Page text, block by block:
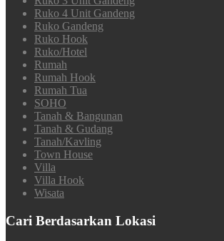
Ruko 4 Unit Gandeng
Ruko Gandeng
Ruko Hook
Ruko/Hotel
Rumah
Rumah Hook
Rumah Tua
SOHO
Tanah & Bangunan
Tanah & Gudang
Tanah/Kavling
Town House
Villa
Villa Hook
Wisata
Cari Berdasarkan Lokasi